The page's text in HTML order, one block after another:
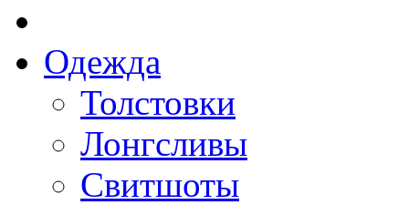
Одежда
Толстовки
Лонгсливы
Свитшоты